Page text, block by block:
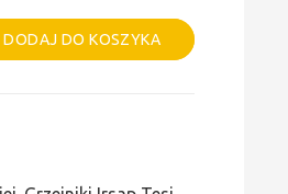
DODAJ DO KOSZYKA
Alternative: